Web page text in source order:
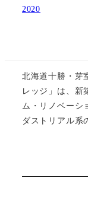
2020
北海道十勝・芽
レッジ」は、新
ム・リノベーシ
ダストリアル系